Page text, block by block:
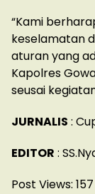
“Kami
keselamatan
aturan yang
Kapolres
seusai
JURNALIS :
EDITOR :
Post Views: 157